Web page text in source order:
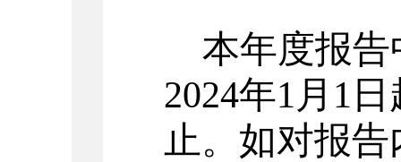
本年度报
2024年1 月 1
止。如对报